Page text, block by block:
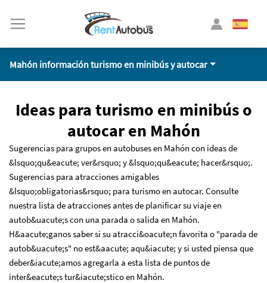
Mahón información turismo en minibús y autocar
Ideas para turismo en minibús o
autocar en Mahón
Sugerencias para grupos en autobuses en Mahón con ideas de
&lsquo;qu&eacute; ver&rsquo; y &lsquo;qu&eacute; hacer&rsquo;.
Sugerencias para atracciones amigables
&lsquo;obligatorias&rsquo; para turismo en autocar. Consulte
nuestra lista de atracciones antes de planificar su viaje en
autob&uacute;s con una parada o salida en Mahón.
H&aacute;ganos saber si su atracci&oacute;n favorita o "parada de
autob&uacute;s" no est&aacute; aqu&iacute; y si usted piensa que
deber&iacute;amos agregarla a esta lista de puntos de
inter&eacute;s tur&iacute;stico en Mahón.